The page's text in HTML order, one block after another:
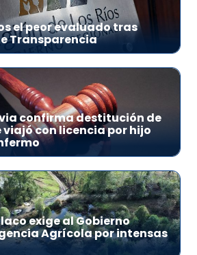
el peor evaluado tras
Transparencia
confirma destitución de
con licencia por hijo
exige al Gobierno
Agrícola por intensas